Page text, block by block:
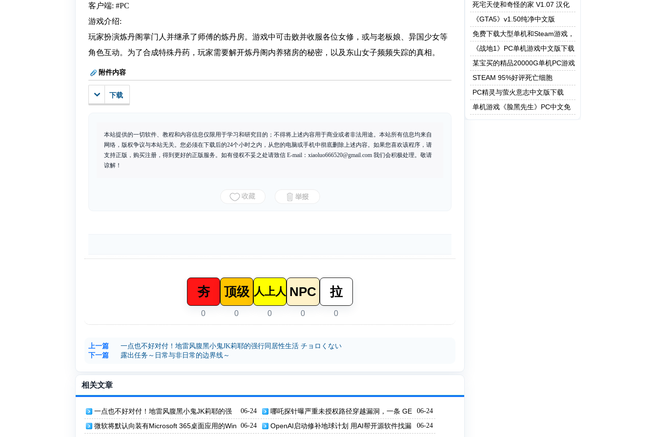
客户端: #PC
游戏介绍:
玩家扮演炼丹阁掌门人并继承了师傅的炼丹房。游戏中可击败并收服各位女修，或与老板娘、异国少女等
角色互动。为了合成特殊丹药，玩家需要解开炼丹阁内养猪房的秘密，以及东山女子频频失踪的真相。
附件内容
下载
本站提供的一切软件、教程和内容信息仅限用于学习和研究目的；不得将上述内容用于商业或者非法用途。本站所有信息均来自
网络，版权争议与本站无关。您必须在下载后的24个小时之内，从您的电脑或手机中彻底删除上述内容。如果您喜欢该程序，请
支持正版，购买注册，得到更好的正版服务。如有侵权不妥之处请致信 E-mail： xiaoluo666520@gmail.com 我们会积极处理。敬请
谅解！
夯
0
顶级
0
人上人
0
NPC
0
拉
0
上一篇
一点也不好对付！地雷风腹黑小鬼JK莉耶的强行同居性生活 チョロくない
下一篇
露出任务～日常与非日常的边界线～
相关文章
06-24
一点也不好对付！地雷风腹黑小鬼JK莉耶的强
行同居性生活 チョロくない
06-24
哪吒探针曝严重未授权路径穿越漏洞，一条 GE
T 请求拿下管理员。
06-24
微软将默认向装有Microsoft 365桌面应用的Win
06-24
OpenAI启动修补地球计划 用AI帮开源软件找漏
死宅天使和奇怪的家 V1.07 汉化
作弊版
《GTA5》v1.50纯净中文版
免费下载大型单机和Steam游戏，
5208G资源一键快速下载
《战地1》PC单机游戏中文版下载
某宝买的精品20000G单机PC游戏
STEAM 95%好评死亡细胞
PC精灵与萤火意志中文版下载
单机游戏《脸黑先生》PC中文免
安装下载